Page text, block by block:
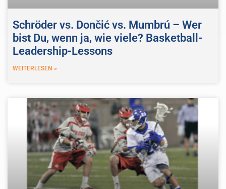
Schröder vs. Dončić vs. Mumbrú – Wer
bist Du, wenn ja, wie viele? Basketball-
Leadership-Lessons
WEITERLESEN »